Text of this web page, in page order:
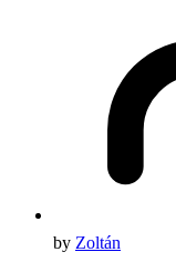
by Zoltán